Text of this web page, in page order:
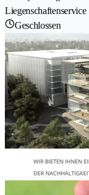
Geschlossen